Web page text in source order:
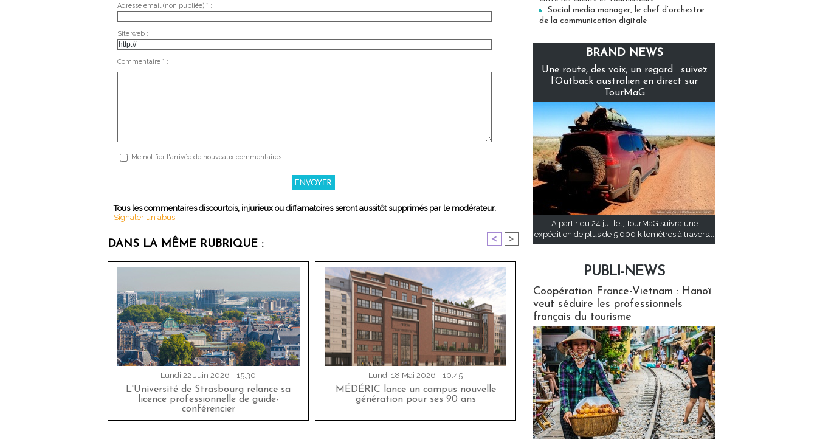
Adresse email (non publiée) * :
Site web :
Commentaire * :
Me notifier l'arrivée de nouveaux commentaires
Tous les commentaires discourtois, injurieux ou diffamatoires seront aussitôt supprimés par le modérateur.
Signaler un abus
DANS LA MÊME RUBRIQUE : < >
Lundi 22 Juin 2026 - 15:30
L'Université de Strasbourg relance sa
licence professionnelle de guide-
conférencier
Lundi 18 Mai 2026 - 10:45
MÉDÉRIC lance un campus nouvelle
génération pour ses 90 ans
Social media manager, le chef d’orchestre
de la communication digitale
BRAND NEWS
Une route, des voix, un regard : suivez
l’Outback australien en direct sur
TourMaG
À partir du 24 juillet, TourMaG suivra une
expédition de plus de 5 000 kilomètres à travers...
PUBLI-NEWS
Coopération France-Vietnam : Hanoï
veut séduire les professionnels
français du tourisme